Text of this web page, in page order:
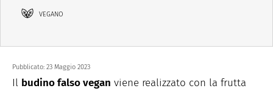
VEGANO
Pubblicato: 23 Maggio 2023
Il budino falso vegan viene realizzato con la frutta